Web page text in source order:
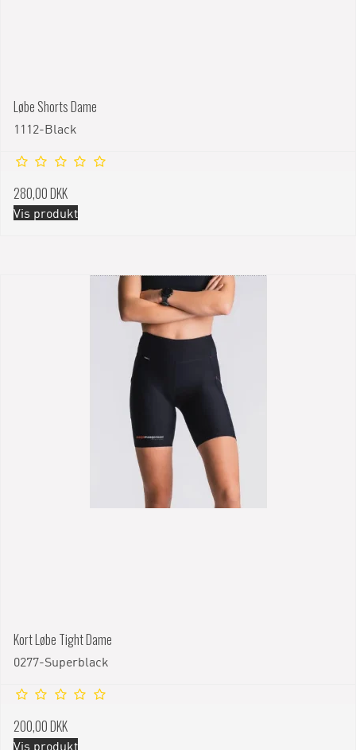
Løbe Shorts Dame
1112-Black
280,00 DKK
Vis produkt
Kort Løbe Tight Dame
0277-Superblack
200,00 DKK
Vis produkt